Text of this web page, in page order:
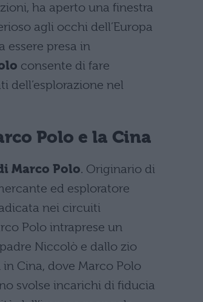
ha aperto una finestra
agli occhi dell’Europa
essere presa in
consente di fare
dell’esplorazione nel
Polo e la Cina
Marco Polo. Originario di
ed esploratore
nei circuiti
Polo intraprese un
Niccolò e dallo zio
Cina, dove Marco Polo
svolse incarichi di fiducia